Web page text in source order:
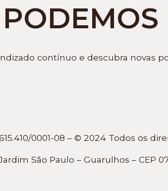
contínuo e descubra novas
0001-08 – © 2024 Todos os
São Paulo – Guarulhos – CEP